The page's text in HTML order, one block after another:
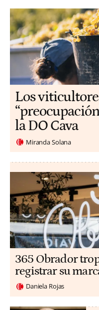
Los
la DO Cava
Miranda Solana
365 Obrador
registrar su
Daniela Rojas